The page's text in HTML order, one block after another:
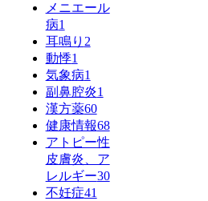
メニエール
病1
耳鳴り 2
動悸1
気象病1
副鼻腔炎1
漢方薬60
健康情報68
アトピー性
皮膚炎、ア
レルギー30
不妊症41